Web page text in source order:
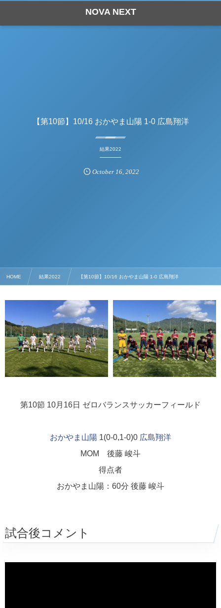
NOVA NEXT
【第10節】10/16 おかやま山陽 1-0 広島翔洋
結果2022
October 16,2022
HOME 結果2022 【第10節】10/16 おかやま山陽 1-0 広島翔洋
第10節 10月16日 ゼロバランスサッカーフィールド
おかやま山陽 1(0-0,1-0)0 広島翔洋
MOM 後藤 峻斗
得点者
おかやま山陽：60分 後藤 峻斗
試合後コメント